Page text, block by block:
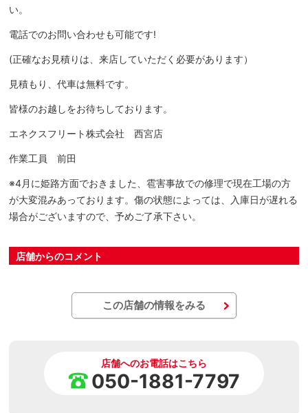
い。
電話でのお問い合わせも可能です!
(正確なお見積りは、来店していただく必要があります）
見積もり、代車は無料です。
皆様のお越しをお待ちしております。
エネクスフリート株式会社 西宮店
作業工員 前田
※4月に姫路方面でおきました、雹害事故での修理で現在工場の方
が大変混みあっております。傷の状態によっては、入庫日が遅れる
場合がございますので、予めご了承下さい。
店舗からのコメント
この店舗の情報をみる
店舗へのお電話はこちら
050-1881-7797